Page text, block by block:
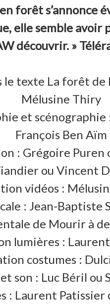
forêt s’annonce
elle semble avoir
découvrir. »
le texte La forêt de
Mélusine Thiry
et
François Ben Aïm
: Grégoire Puren
ou Vincent
vidéos :
: Jean-Baptiste
de Mourir à
lumières :
costumes :
son : Luc Béril ou
: Laurent Patissier